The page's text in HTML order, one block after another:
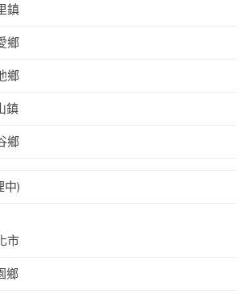
鎮
鄉
鄉
鎮
鄉
中)
市
鄉